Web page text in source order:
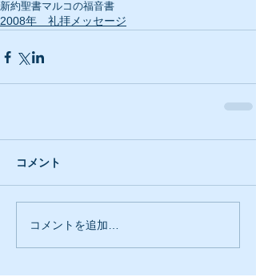
新約聖書マルコの福音書
2008年 礼拝メッセージ
コメント
コメントを追加…